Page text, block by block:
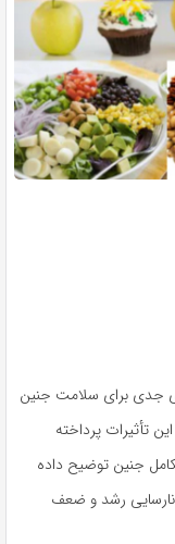
جدی برای سلامت جنین
تأثیرات پرداخته
جنین توضیح داده
رشد و ضعف